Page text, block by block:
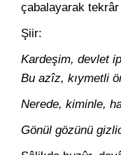
çabalayarak
Şiir:
Kardeşim, devlet
Bu azîz, kıymetli
Nerede, kiminle,
Gönül gözünü